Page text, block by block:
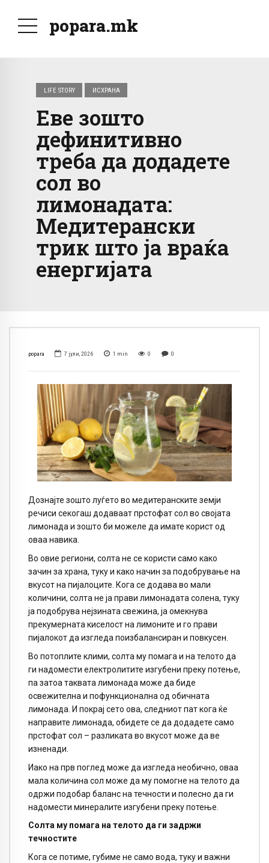
popara.mk
LIFE STORY ИСХРАНА
Еве зошто
дефинитивно
треба да додадете
сол во
лимонадата:
Медитерански
трик што ја враќа
енергијата
popara 7 јули, 2026 1 min 0 0
Дознајте зошто луѓето во медитеранските земји
речиси секогаш додаваат прстофат сол во својата
лимонада и зошто би можеле да имате корист од
оваа навика.
Во овие региони, солта не се користи само како
зачин за храна, туку и како начин за подобрување на
вкусот на пијалоците. Кога се додава во мали
количини, солта не ја прави лимонадата солена, туку
ја подобрува нејзината свежина, ја омекнува
прекумерната киселост на лимоните и го прави
пијалокот да изгледа поизбалансиран и повкусен.
Во потоплите клими, солта му помага и на телото да
ги надомести електролитите изгубени преку потење,
па затоа таквата лимонада може да биде
освежителна и пофункционална од обичната
лимонада. И покрај сето ова, следниот пат кога ќе
направите лимонада, обидете се да додадете само
прстофат сол – разликата во вкусот може да ве
изненади.
Иако на прв поглед може да изгледа необично, оваа
мала количина сол може да му помогне на телото да
одржи подобар баланс на течности и полесно да ги
надомести минералите изгубени преку потење.
Солта му помага на телото да ги задржи
течностите
Кога се потиме, губиме не само вода, туку и важни